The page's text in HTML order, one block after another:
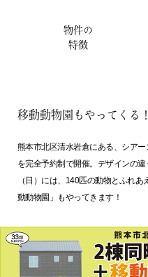
物件の
特徴
移動動物園もやってくる
熊本市北区清水岩倉にある、シア
を完全予約制で開催。デザインの
（日）には、140匹の動物とふれ
動動物園」もやってきます！